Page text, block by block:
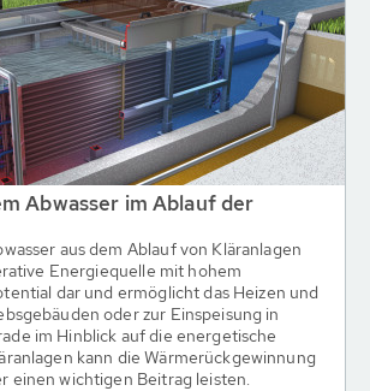
Abwasser im Ablauf der
aus dem Ablauf von Kläranlagen
Energiequelle mit hohem
dar und ermöglicht das Heizen und
oder zur Einspeisung in
im Hinblick auf die energetische
kann die Wärmerückgewinnung
einen wichtigen Beitrag leisten.